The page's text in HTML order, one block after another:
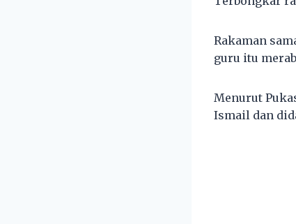
Rakaman
guru itu
Menurut
Ismail dan